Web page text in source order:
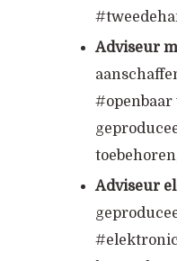
Adviseur
Adviseur